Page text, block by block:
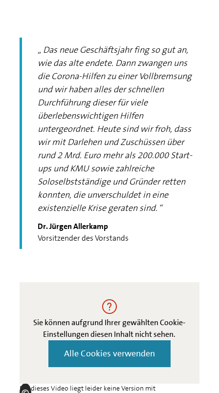
Das neue Geschäftsjahr fing so gut an,
wie das alte endete. Dann zwangen uns
die Corona-Hilfen zu einer Vollbremsung
und wir haben alles der schnellen
Durchführung dieser für viele
überlebenswichtigen Hilfen
untergeordnet. Heute sind wir froh, dass
wir mit Darlehen und Zuschüssen über
rund 2 Mrd. Euro mehr als 200.000 Start-
ups und KMU sowie zahlreiche
Soloselbstständige und Gründer retten
konnten, die unverschuldet in eine
existenzielle Krise geraten sind.
Dr. Jürgen Allerkamp
Vorsitzender des Vorstands
Sie können aufgrund Ihrer gewählten Cookie-
Einstellungen diesen Inhalt nicht sehen.
Alle Cookies verwenden
Für dieses Video liegt leider keine Version mit